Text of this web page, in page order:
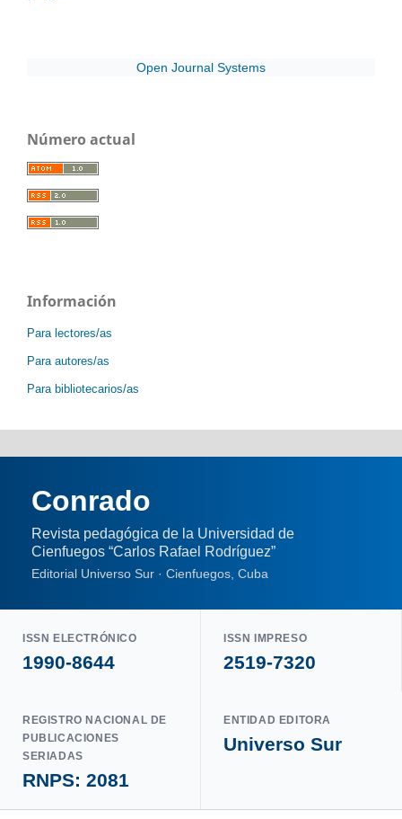
Open Journal Systems
Número actual
Información
Para lectores/as
Para autores/as
Para bibliotecarios/as
Conrado
Revista pedagógica de la Universidad de
Cienfuegos “Carlos Rafael Rodríguez”
Editorial Universo Sur · Cienfuegos, Cuba
ISSN ELECTRÓNICO
1990-8644
ISSN IMPRESO
2519-7320
REGISTRO NACIONAL DE
PUBLICACIONES
SERIADAS
RNPS: 2081
ENTIDAD EDITORA
Universo Sur